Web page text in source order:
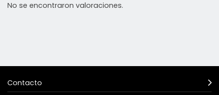
No se encontraron valoraciones.
Contacto